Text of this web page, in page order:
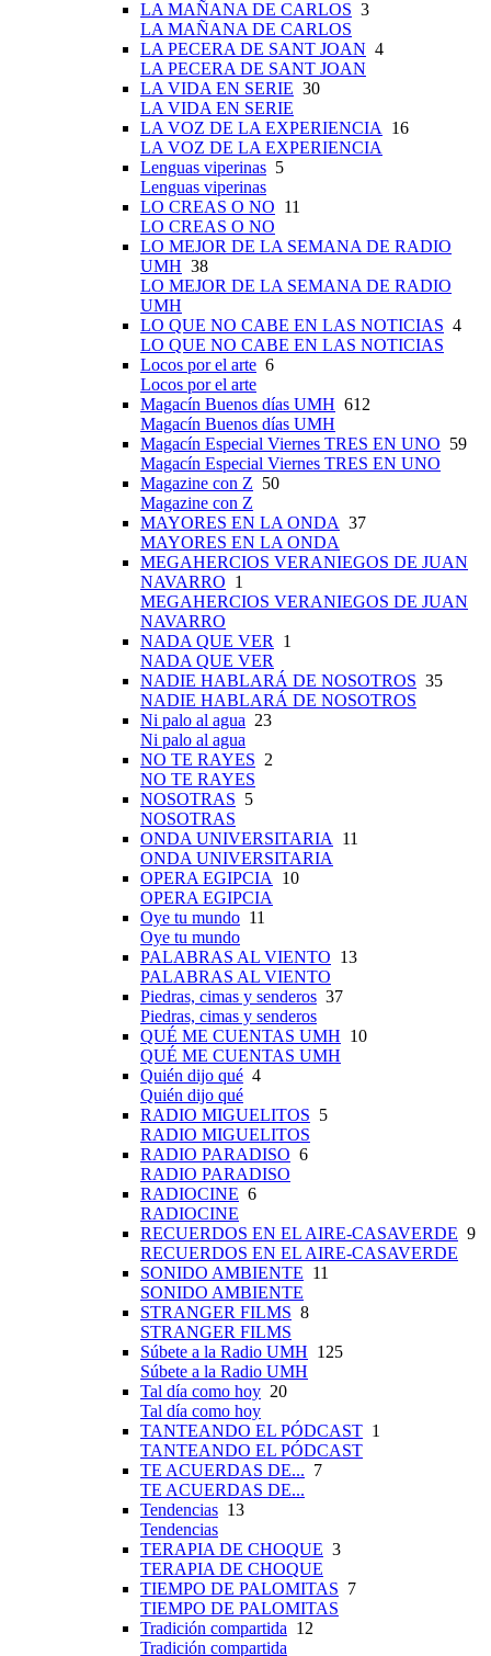
LA MAÑANA DE CARLOS 3
LA MAÑANA DE CARLOS
LA PECERA DE SANT JOAN 4
LA PECERA DE SANT JOAN
LA VIDA EN SERIE 30
LA VIDA EN SERIE
LA VOZ DE LA EXPERIENCIA
16
LA VOZ DE LA EXPERIENCIA
Lenguas viperinas 5
Lenguas viperinas
LO CREAS O NO 11
LO CREAS O NO
LO MEJOR DE LA SEMANA DE RADIO
UMH 38
LO MEJOR DE LA SEMANA DE RADIO
UMH
LO QUE NO CABE EN LAS NOTICIAS 4
LO QUE NO CABE EN LAS NOTICIAS
Locos por el arte 6
Locos por el arte
Magacín Buenos días UMH 612
Magacín Buenos días UMH
Magacín Especial Viernes TRES EN UNO 59
Magacín Especial Viernes TRES EN UNO
Magazine con Z 50
Magazine con Z
MAYORES EN LA ONDA 37
MAYORES EN LA ONDA
MEGAHERCIOS VERANIEGOS DE JUAN
NAVARRO 1
MEGAHERCIOS VERANIEGOS DE JUAN
NAVARRO
NADA QUE VER
1
NADA QUE VER
NADIE HABLARÁ DE NOSOTROS 35
NADIE HABLARÁ DE NOSOTROS
Ni palo al agua 23
Ni palo al agua
NO TE RAYES 2
NO TE RAYES
NOSOTRAS 5
NOSOTRAS
ONDA UNIVERSITARIA
11
ONDA UNIVERSITARIA
OPERA EGIPCIA
10
OPERA EGIPCIA
Oye tu mundo 11
Oye tu mundo
PALABRAS AL VIENTO 13
PALABRAS AL VIENTO
Piedras, cimas y senderos 37
Piedras, cimas y senderos
QUÉ ME CUENTAS UMH 10
QUÉ ME CUENTAS UMH
Quién dijo qué 4
Quién dijo qué
RADIO MIGUELITOS 5
RADIO MIGUELITOS
RADIO PARADISO 6
RADIO PARADISO
RADIOCINE 6
RADIOCINE
RECUERDOS EN EL AIRE-CASAVERDE 9
RECUERDOS EN EL AIRE-CASAVERDE
SONIDO AMBIENTE 11
SONIDO AMBIENTE
STRANGER FILMS 8
STRANGER FILMS
Súbete a la Radio UMH 125
Súbete a la Radio UMH
Tal día como hoy 20
Tal día como hoy
TANTEANDO EL PÓDCAST 1
TANTEANDO EL PÓDCAST
TE ACUERDAS DE... 7
TE ACUERDAS DE...
Tendencias 13
Tendencias
TERAPIA DE CHOQUE 3
TERAPIA DE CHOQUE
TIEMPO DE PALOMITAS 7
TIEMPO DE PALOMITAS
Tradición compartida 12
Tradición compartida